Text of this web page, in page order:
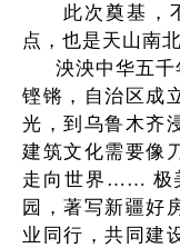
此次奠基，不
点，也是天山南
泱泱中华五千
铿锵，自治区成
光，到乌鲁木齐
建筑文化需要像
走向世界…… 极
园，著写新疆好
业同行，共同建